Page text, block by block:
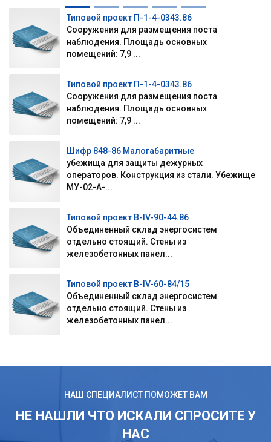
Типовой проект П-1-4-0343.86
Сооружения для размещения поста
наблюдения. Площадь основных
помещений: 7,9 ...
Типовой проект П-1-4-0343.86
Сооружения для размещения поста
наблюдения. Площадь основных
помещений: 7,9 ...
Шифр 848-86 Малогабаритные
убежища для защиты дежурных
операторов. Конструкция из стали. Убежище
МУ-02-А-...
Типовой проект В-IV-90-44.86
Объединенный склад энергосистем
отдельно стоящий. Стены из
железобетонных панел...
Типовой проект В-IV-60-84/15
Объединенный склад энергосистем
отдельно стоящий. Стены из
железобетонных панел...
НАШ СПЕЦИАЛИСТ ПОМОЖЕТ ВАМ
НЕ НАШЛИ ЧТО ИСКАЛИ СПРОСИТЕ У
НАС